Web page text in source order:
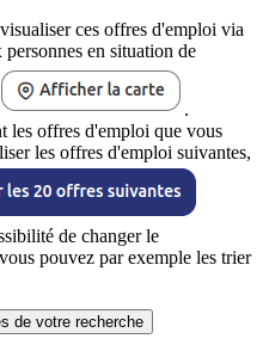
ces offres d'emploi via
en situation de
.
les offres d'emploi que vous
les offres d'emploi suivantes,
de changer le
pouvez par exemple les trier
de votre recherche